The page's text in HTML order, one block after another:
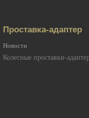
Проставка-адаптер
Новости
Колесные проставки-